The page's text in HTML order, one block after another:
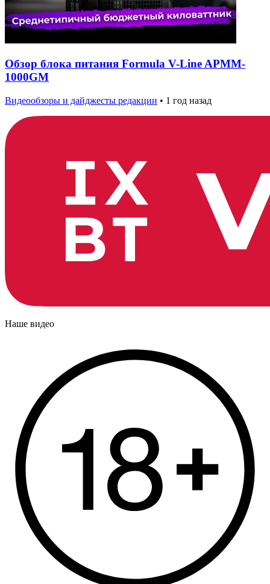
Обзор блока питания Formula V-Line APMM-
1000GM
Видеообзоры и дайджесты редакции • 1 год назад
Наше видео